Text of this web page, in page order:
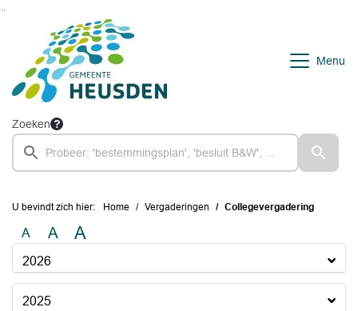
Ga naar de inhoud van deze pagina
Ga naar het zoeken
Ga naar het menu
Menu
Zoeken
U bevindt zich hier: Home Vergaderingen Collegevergadering
A A A
2026
2025